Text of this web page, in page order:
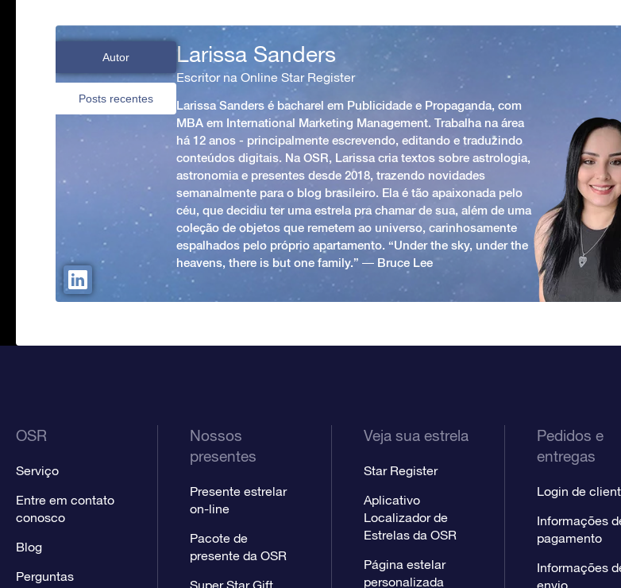
Autor
Posts recentes
Larissa Sanders
Escritor na Online Star Register
Larissa Sanders é bacharel em Publicidade e Propaganda, com
MBA em International Marketing Management. Trabalha na área
há 12 anos - principalmente escrevendo, editando e traduzindo
conteúdos digitais. Na OSR, Larissa cria textos sobre astrologia,
astronomia e presentes desde 2018, trazendo novidades
semanalmente para o blog brasileiro. Ela é tão apaixonada pelo
céu, que decidiu ter uma estrela pra chamar de sua, além de uma
coleção de objetos que remetem ao universo, carinhosamente
espalhados pelo próprio apartamento. “Under the sky, under the
heavens, there is but one family.” ― Bruce Lee
OSR
Serviço
Entre em contato
conosco
Blog
Perguntas
Nossos
presentes
Presente estrelar
on-line
Pacote de
presente da OSR
Super Star Gift
Veja sua estrela
Star Register
Aplicativo
Localizador de
Estrelas da OSR
Página estelar
personalizada
Pedidos e
entregas
Login de
Informações
pagamento
Informações
envio